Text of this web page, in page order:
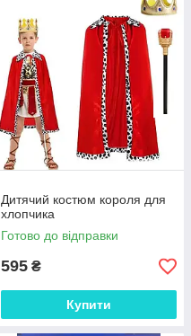
Дитячий костюм короля для
хлопчика
Готово до відправки
595 ₴
Купити